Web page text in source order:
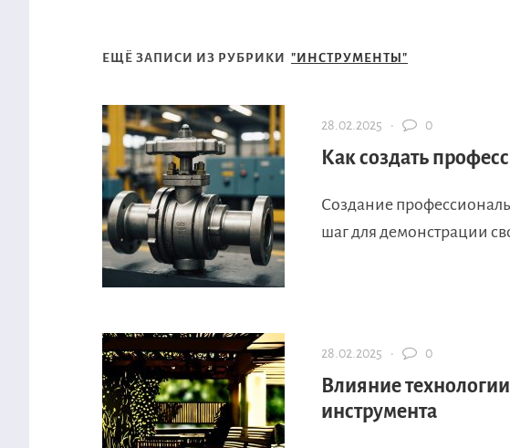
ЕЩЁ ЗАПИСИ ИЗ РУБРИКИ "ИНСТРУМЕНТЫ"
28.02.2025 · 0
Как создать
Создание
шаг для демонстрации
28.02.2025 · 0
Влияние
инструмента